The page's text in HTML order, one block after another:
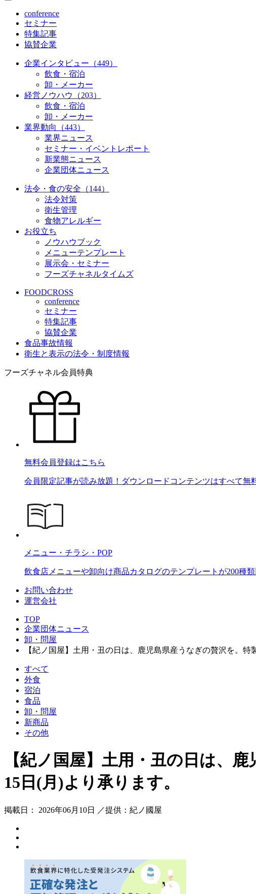
conference
セミナー
特集記事
協賛企業
企業インタビュー（449）
飲食・宿泊
卸・メーカー
経営ノウハウ（203）
飲食・宿泊
卸・メーカー
業界動向（443）
業界ニュース
セミナー・イベントレポート
新業態ニュース
企業団体ニュース
法令・食の安全（144）
法令対策
衛生管理
食物アレルギー
お役立ち
ノウハウブック
メニューテンプレート
展示会・セミナー
フーズチャネルタイムズ
FOODCROSS
conference
セミナー
特集記事
協賛企業
食品事故情報
衛生と表示の法令・制度情報
フーズチャネル会員特典
無料会員登録はこちら
会員限定記事が読み放題！ダウンロードコンテンツはすべて無
メニュー・チラシ・POP
飲食店メニューや卸向け商品カタログのテンプレートが200種類
お問い合わせ
運営会社
TOP
企業団体ニュース
卸・問屋
【紀ノ国屋】土用・丑の日は、鹿児島県産うなぎの贅沢を。特
すべて
外食
宿泊
食品
卸・問屋
新商品
その他
【紀ノ国屋】土用・丑の日は、
15日(月)より承ります。
掲載日： 2026年06月10日 ／提供：紀ノ國屋